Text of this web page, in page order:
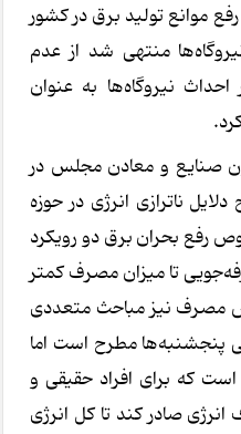
موانع تولید برق در کشور
منتهی شد از عدم
نیروگاه‌ها به عنوان
و معادن مجلس در
ناترازی انرژی در حوزه
بحران برق دو رویکرد
تا میزان مصرف کمتر
مصرف نیز مباحث متعددی
پنجشنبه‌ها مطرح است اما
که برای افراد حقیقی و
صادر کند تا کل انرژی